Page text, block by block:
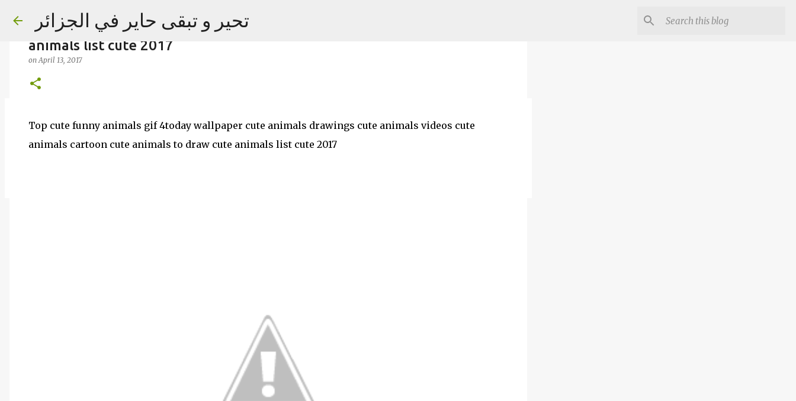
تحير و تبقى حاير في الجزائر
onSeptember 02, 2023
Top cute funny animals gif 4today wallpaper cute animals drawings
cute animals videos cute animals cartoon cute animals to draw cute
animals list cute 2017
onApril 13, 2017
Top cute funny animals gif 4today wallpaper cute animals drawings cute animals videos cute
animals cartoon cute animals to draw cute animals list cute 2017